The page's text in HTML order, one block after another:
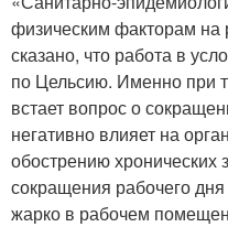
физическим факторам на
сказано, что работа в
по Цельсию. Именно при
встает вопрос о
негативно влияет на
обострению
сокращения рабочего дня
жарко в рабочем